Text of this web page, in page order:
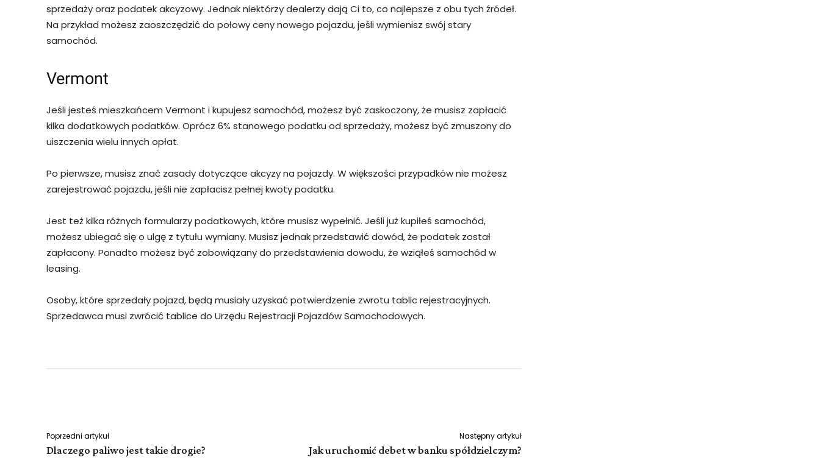
sprzedaży oraz podatek akcyzowy. Jednak niektórzy dealerzy dają Ci to, co najlepsze z obu tych źródeł.
Na przykład możesz zaoszczędzić do połowy ceny nowego pojazdu, jeśli wymienisz swój stary
samochód.
Vermont
Jeśli jesteś mieszkańcem Vermont i kupujesz samochód, możesz być zaskoczony, że musisz zapłacić
kilka dodatkowych podatków. Oprócz 6% stanowego podatku od sprzedaży, możesz być zmuszony do
uiszczenia wielu innych opłat.
Po pierwsze, musisz znać zasady dotyczące akcyzy na pojazdy. W większości przypadków nie możesz
zarejestrować pojazdu, jeśli nie zapłacisz pełnej kwoty podatku.
Jest też kilka różnych formularzy podatkowych, które musisz wypełnić. Jeśli już kupiłeś samochód,
możesz ubiegać się o ulgę z tytułu wymiany. Musisz jednak przedstawić dowód, że podatek został
zapłacony. Ponadto możesz być zobowiązany do przedstawienia dowodu, że wziąłeś samochód w
leasing.
Osoby, które sprzedały pojazd, będą musiały uzyskać potwierdzenie zwrotu tablic rejestracyjnych.
Sprzedawca musi zwrócić tablice do Urzędu Rejestracji Pojazdów Samochodowych.
Poprzedni artykuł
Dlaczego paliwo jest takie drogie?
Następny artykuł
Jak uruchomić debet w banku spółdzielczym?